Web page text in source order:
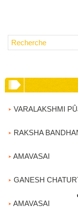
VARALAKSHMI
RAKSHA
AMAVASAI
GANESH
AMAVASAI